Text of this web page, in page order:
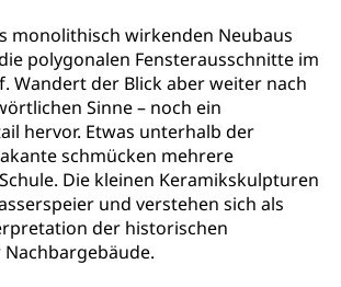
monolithisch wirkenden Neubaus
polygonalen Fensterausschnitte im
Wandert der Blick aber weiter nach
Sinne – noch ein
hervor. Etwas unterhalb der
schmücken mehrere
Die kleinen Keramikskulpturen
und verstehen sich als
der historischen